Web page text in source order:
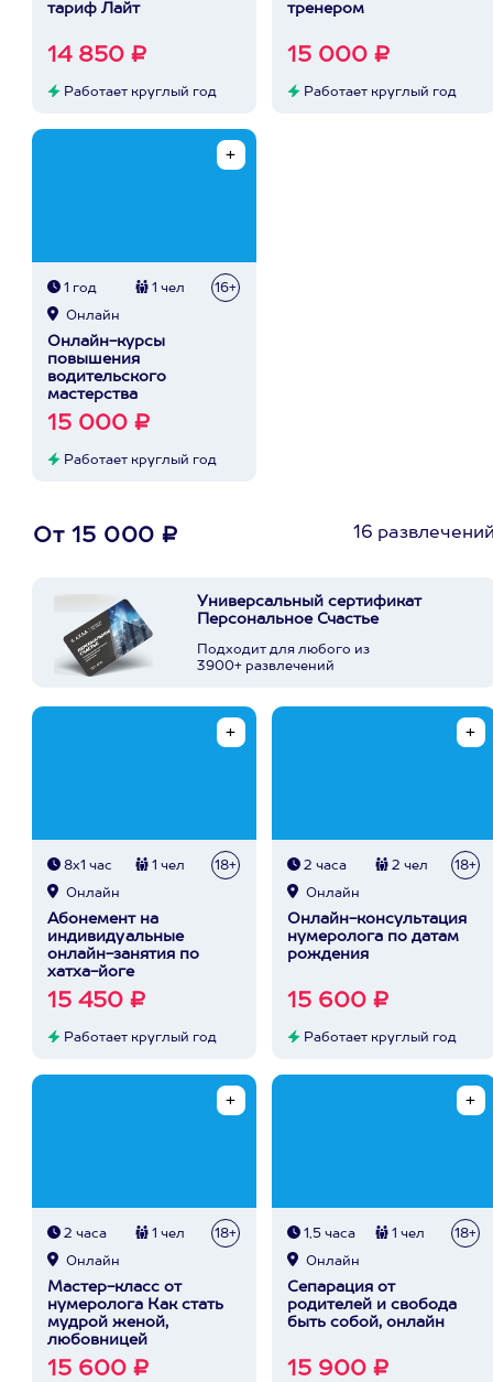
тариф Лайт
14 850 ₽
Работает круглый год
тренером
15 000 ₽
Работает круглый год
1 год 1 чел 16+
Онлайн
Онлайн-курсы
повышения
водительского
мастерства
15 000 ₽
Работает круглый год
От 15 000 ₽ 16
Универсальный сертификат
Персональное Счастье
Подходит для любого из
3900+ развлечений
8х1 час 1 чел 18+
Онлайн
Абонемент на
индивидуальные
онлайн-занятия по
хатха-йоге
15 450 ₽
Работает круглый год
2 часа 2 чел 18+
Онлайн
Онлайн-консультация
нумеролога по датам
рождения
15 600 ₽
Работает круглый год
2 часа 1 чел 18+
Онлайн
Мастер-класс от
нумеролога Как стать
мудрой женой,
любовницей
15 600 ₽
1,5 часа 1 чел 18+
Онлайн
Сепарация от
родителей и свобода
быть собой, онлайн
15 900 ₽